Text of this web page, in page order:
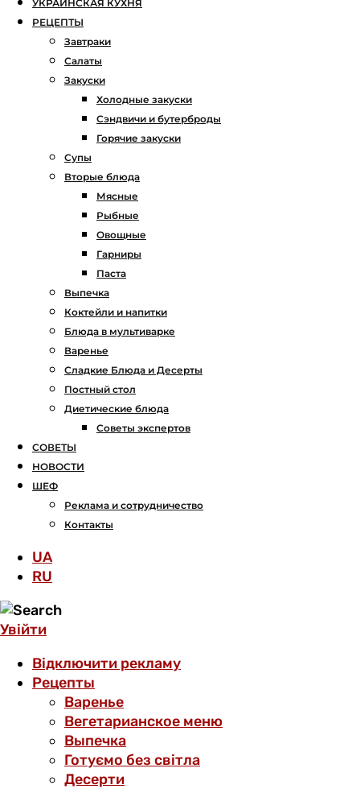
УКРАИНСКАЯ КУХНЯ
РЕЦЕПТЫ
Завтраки
Салаты
Закуски
Холодные закуски
Сэндвичи и бутерброды
Горячие закуски
Супы
Вторые блюда
Мясные
Рыбные
Овощные
Гарниры
Паста
Выпечка
Коктейли и напитки
Блюда в мультиварке
Варенье
Сладкие Блюда и Десерты
Постный стол
Диетические блюда
Советы экспертов
СОВЕТЫ
НОВОСТИ
ШЕФ
Реклама и сотрудничество
Контакты
UA
RU
Увійти
Відключити рекламу
Рецепты
Варенье
Вегетарианское меню
Выпечка
Готуємо без світла
Десерти